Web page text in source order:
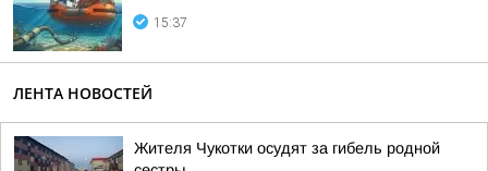
15:37
ЛЕНТА НОВОСТЕЙ
Жителя Чукотки осудят за гибель родной